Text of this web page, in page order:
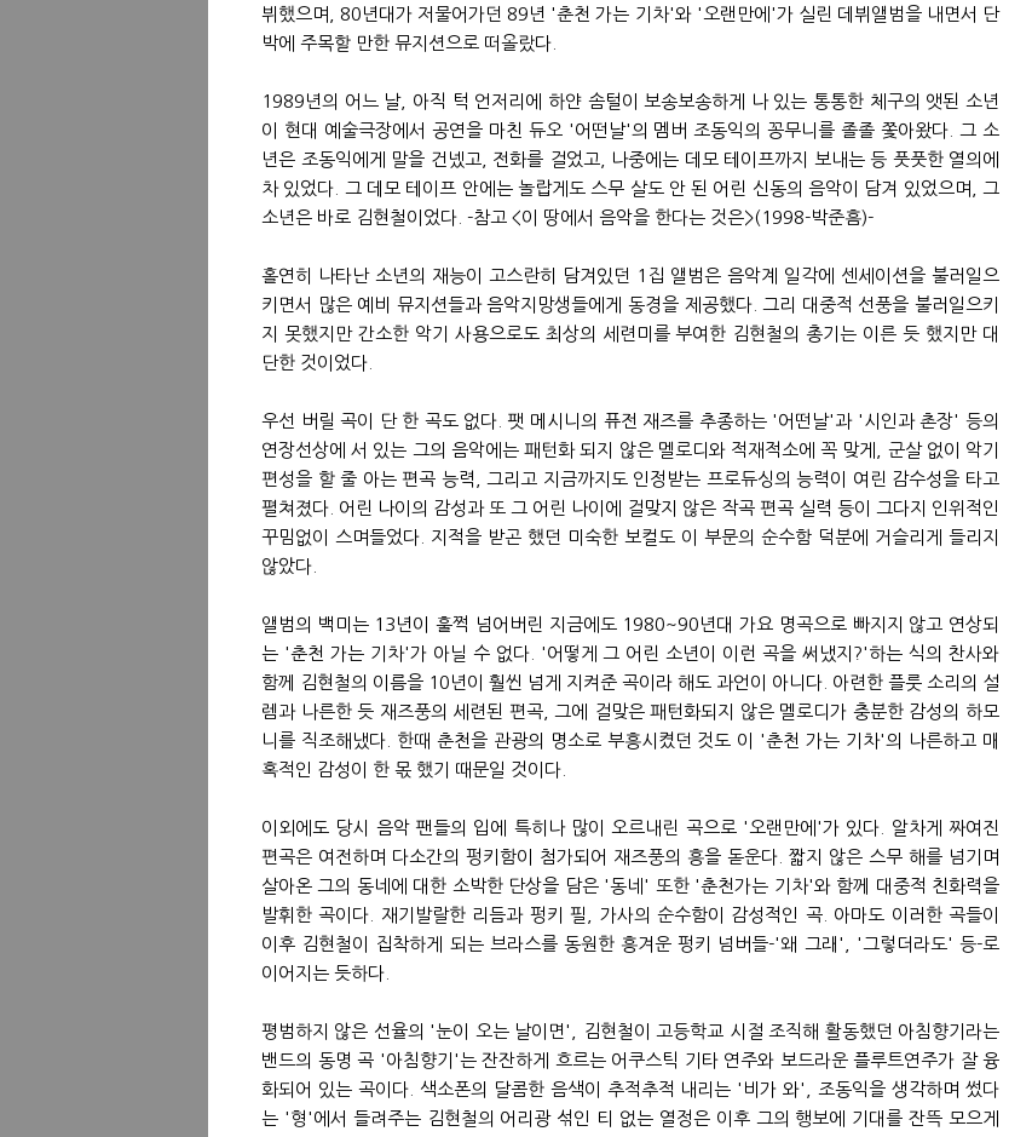
뷔했으며, 80년대가 저물어가던 89년 '춘천 가는 기차'와 '오랜만에'가 실린 데뷔앨범을 내면서 단
박에 주목할 만한 뮤지션으로 떠올랐다.
1989년의 어느 날, 아직 턱 언저리에 하얀 솜털이 보송보송하게 나 있는 통통한 체구의 앳된 소년
이 현대 예술극장에서 공연을 마친 듀오 '어떤날'의 멤버 조동익의 꽁무니를 졸졸 쫓아왔다. 그 소
년은 조동익에게 말을 건넸고, 전화를 걸었고, 나중에는 데모 테이프까지 보내는 등 풋풋한 열의에
차 있었다. 그 데모 테이프 안에는 놀랍게도 스무 살도 안 된 어린 신동의 음악이 담겨 있었으며, 그
소년은 바로 김현철이었다. -참고 <이 땅에서 음악을 한다는 것은>(1998-박준흠)-
홀연히 나타난 소년의 재능이 고스란히 담겨있던 1집 앨범은 음악계 일각에 센세이션을 불러일으
키면서 많은 예비 뮤지션들과 음악지망생들에게 동경을 제공했다. 그리 대중적 선풍을 불러일으키
지 못했지만 간소한 악기 사용으로도 최상의 세련미를 부여한 김현철의 총기는 이른 듯 했지만 대
단한 것이었다.
우선 버릴 곡이 단 한 곡도 없다. 팻 메시니의 퓨전 재즈를 추종하는 '어떤날'과 '시인과 촌장' 등의
연장선상에 서 있는 그의 음악에는 패턴화 되지 않은 멜로디와 적재적소에 꼭 맞게, 군살 없이 악기
편성을 할 줄 아는 편곡 능력, 그리고 지금까지도 인정받는 프로듀싱의 능력이 여린 감수성을 타고
펼쳐졌다. 어린 나이의 감성과 또 그 어린 나이에 걸맞지 않은 작곡 편곡 실력 등이 그다지 인위적인
꾸밈없이 스며들었다. 지적을 받곤 했던 미숙한 보컬도 이 부문의 순수함 덕분에 거슬리게 들리지
않았다.
앨범의 백미는 13년이 훌쩍 넘어버린 지금에도 1980~90년대 가요 명곡으로 빠지지 않고 연상되
는 '춘천 가는 기차'가 아닐 수 없다. '어떻게 그 어린 소년이 이런 곡을 써냈지?'하는 식의 찬사와
함께 김현철의 이름을 10년이 훨씬 넘게 지켜준 곡이라 해도 과언이 아니다. 아련한 플룻 소리의 설
렘과 나른한 듯 재즈풍의 세련된 편곡, 그에 걸맞은 패턴화되지 않은 멜로디가 충분한 감성의 하모
니를 직조해냈다. 한때 춘천을 관광의 명소로 부흥시켰던 것도 이 '춘천 가는 기차'의 나른하고 매
혹적인 감성이 한 몫 했기 때문일 것이다.
이외에도 당시 음악 팬들의 입에 특히나 많이 오르내린 곡으로 '오랜만에'가 있다. 알차게 짜여진
편곡은 여전하며 다소간의 펑키함이 첨가되어 재즈풍의 흥을 돋운다. 짧지 않은 스무 해를 넘기며
살아온 그의 동네에 대한 소박한 단상을 담은 '동네' 또한 '춘천가는 기차'와 함께 대중적 친화력을
발휘한 곡이다. 재기발랄한 리듬과 펑키 필, 가사의 순수함이 감성적인 곡. 아마도 이러한 곡들이
이후 김현철이 집착하게 되는 브라스를 동원한 흥겨운 펑키 넘버들-'왜 그래', '그렇더라도' 등-로
이어지는 듯하다.
평범하지 않은 선율의 '눈이 오는 날이면', 김현철이 고등학교 시절 조직해 활동했던 아침향기라는
밴드의 동명 곡 '아침향기'는 잔잔하게 흐르는 어쿠스틱 기타 연주와 보드라운 플루트연주가 잘 융
화되어 있는 곡이다. 색소폰의 달콤한 음색이 추적추적 내리는 '비가 와', 조동익을 생각하며 썼다
는 '형'에서 들려주는 김현철의 어리광 섞인 티 없는 열정은 이후 그의 행보에 기대를 잔뜩 모으게